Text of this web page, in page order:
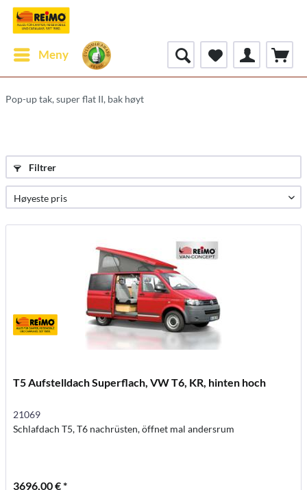
Meny
Pop-up tak, super flat II, bak høyt
Filtrer
T5 Aufstelldach Superflach, VW T6, KR, hinten hoch
21069
Schlafdach T5, T6 nachrüsten, öffnet mal andersrum
3696,00 € *